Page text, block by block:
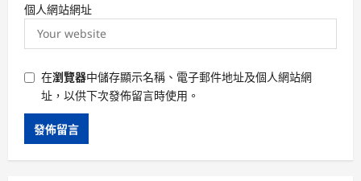
個人網站網址
在瀏覽器中儲存顯示名稱、電子郵件地址及個人網站網
址，以供下次發佈留言時使用。